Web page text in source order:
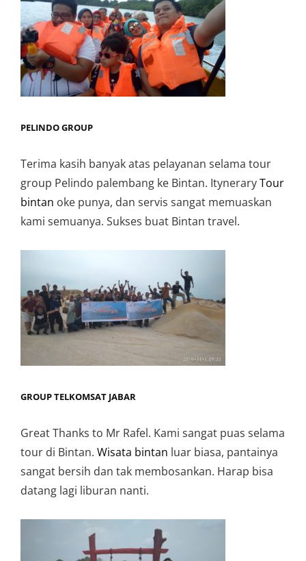
PELINDO GROUP
Terima kasih banyak atas pelayanan selama tour
group Pelindo palembang ke Bintan. ItyneraryTour
bintan oke punya, dan servis sangat memuaskan
kami semuanya. Sukses buat Bintan travel.
GROUP TELKOMSAT JABAR
Great Thanks to Mr Rafel. Kami sangat puas selama
tour di Bintan. Wisata bintan luar biasa, pantainya
sangat bersih dan tak membosankan. Harap bisa
datang lagi liburan nanti.